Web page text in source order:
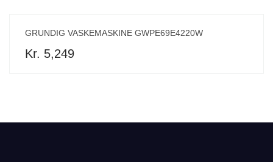
GRUNDIG VASKEMASKINE GWPE69E4220W
Kr. 5,249